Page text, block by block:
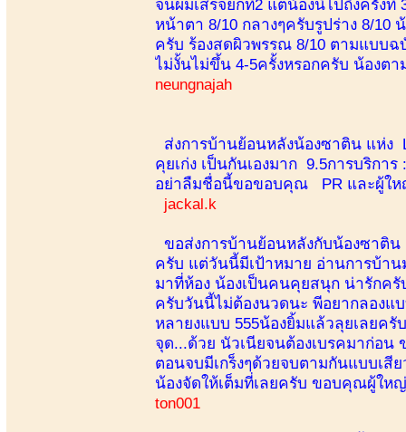
จนผมเสร็จยกที่2 แต่น้องนี่ไปถึงครั้ง
หน้าตา 8/10 กลางๆครับรูปร่าง 8/10
ครับ ร้องสดผิวพรรณ 8/10 ตามแบบ
ไม่งั้นไม่ขึ้น 4-5ครั้งหรอกครับ น้องตา
neungnajah
ส่งการบ้านย้อนหลังน้องซาติน แห่ง
คุยเก่ง เป็นกันเองมาก 9.5การบริก
อย่าลืมชื่อนี้ขอขอบคุณ PR และผู้ให
jackal.k
ขอส่งการบ้านย้อนหลังกับน้องซาติน
ครับ แต่วันนี้มีเป้าหมาย อ่านการบ้า
มาที่ห้อง น้องเป็นคนคุยสนุก น่ารักครั
ครับวันนี้ไม่ต้องนวดนะ พีอยากลองแบ
หลายงแบบ 555น้องยิ้มแล้วลุยเลยครั
จุด...ด้วย นัวเนียจนต้องเบรคมาก่อน
ตอนจบมีเกร็งๆด้วยจบตามกันแบบเสี
น้องจัดให้เต็มที่เลยครับ ขอบคุณผู้ให
ton001